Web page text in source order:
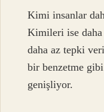
Kimi insanlar
Kimileri ise daha
daha az tepki
bir benzetme
genişliyor.